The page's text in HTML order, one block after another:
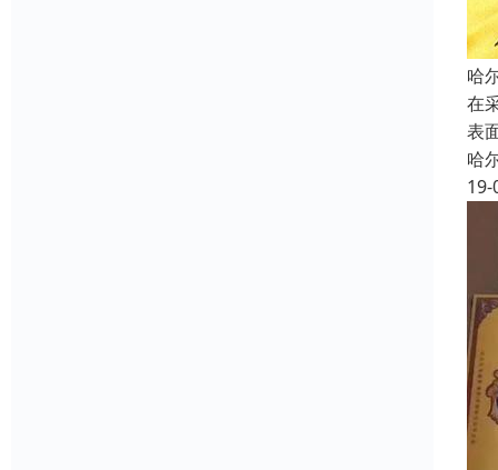
哈
在
表
哈
19-